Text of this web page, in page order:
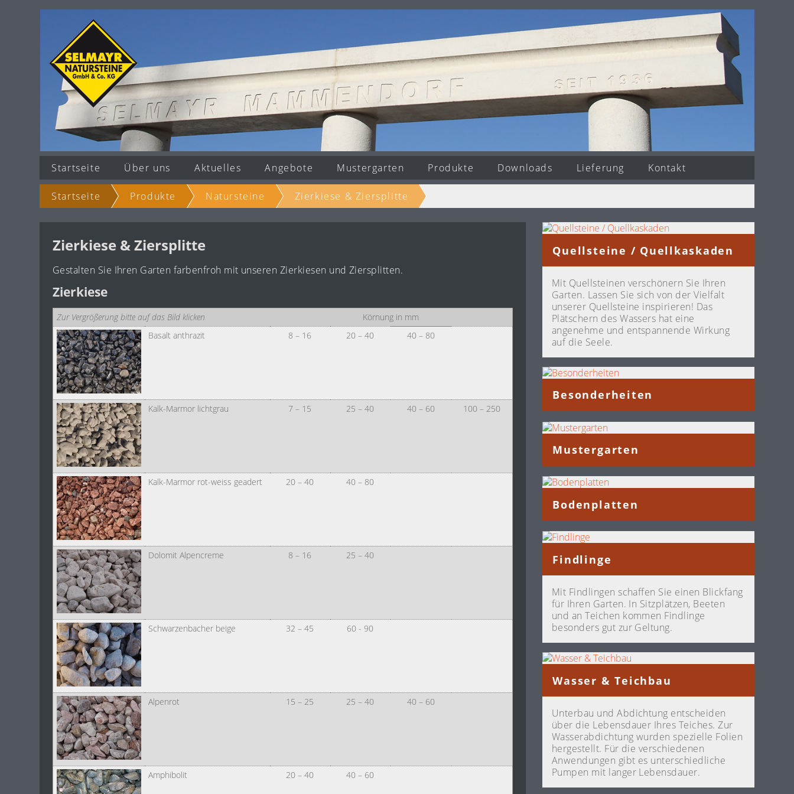
Startseite Über uns Aktuelles Angebote Mustergarten Produkte Downloads Lieferung Kontakt
Startseite Produkte Natursteine Zierkiese & Ziersplitte
Zierkiese & Ziersplitte
Gestalten Sie Ihren Garten farbenfroh mit unseren Zierkiesen und Ziersplitten.
Zierkiese
Zur Vergrößerung bitte auf das Bild klicken
Körnung in mm
Basalt anthrazit
8 – 16 20 – 40 40 – 80
Kalk-Marmor lichtgrau 7 – 15 25 – 40 40 – 60 100 – 250
Kalk-Marmor rot-weiss geadert 20 – 40 40 – 80
Dolomit Alpencreme 8 – 16 25 – 40
Schwarzenbacher beige 32 – 45 60 - 90
Alpenrot 15 – 25 25 – 40 40 – 60
Amphibolit 20 – 40 40 – 60
Quellsteine / Quellkaskaden
Mit Quellsteinen verschönern Sie Ihren
Garten. Lassen Sie sich von der Vielfalt
unserer Quellsteine inspirieren! Das
Plätschern des Wassers hat eine
angenehme und entspannende Wirkung
auf die Seele.
Besonderheiten
Mustergarten
Bodenplatten
Findlinge
Mit Findlingen schaffen Sie einen Blickfang
für Ihren Garten. In Sitzplätzen, Beeten
und an Teichen kommen Findlinge
besonders gut zur Geltung.
Wasser & Teichbau
Unterbau und Abdichtung entscheiden
über die Lebensdauer Ihres Teiches. Zur
Wasserabdichtung wurden spezielle Folien
hergestellt. Für die verschiedenen
Anwendungen gibt es unterschiedliche
Pumpen mit langer Lebensdauer.